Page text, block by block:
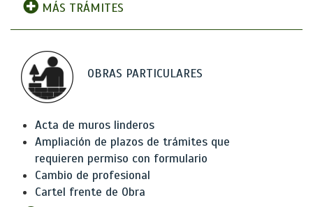
MÁS TRÁMITES
OBRAS PARTICULARES
Acta de muros linderos
Ampliación de plazos de trámites que
requieren permiso con formulario
Cambio de profesional
Cartel frente de Obra